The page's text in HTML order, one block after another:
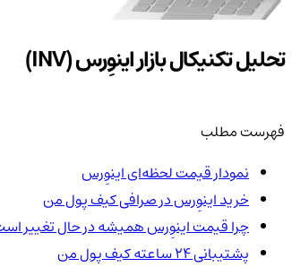
تحلیل تکنیکال بازار اینوِرس (INV)
فهرست مطلب
نمودار قیمت لحظه‌ای اینوِرس
خرید اینوِرس در صرافی کیف پول من
چرا قیمت اینوِرس همیشه در حال تغییر
پشتیبانی ۲۴ ساعته کیف پول من